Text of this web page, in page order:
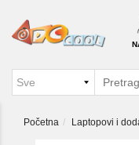
Početna Laptopovi i